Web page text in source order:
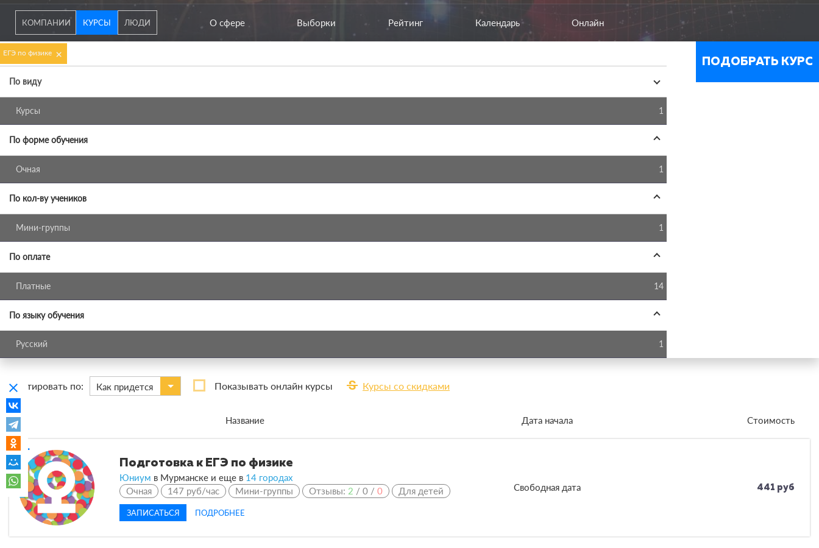
clear
КОМПАНИИ КУРСЫ ЛЮДИ О сфере Выборки Рейтинг Календарь Онлайн
Сортировать по: Как придется Показывать онлайн курсы strikethrough_s Курсы со скидками
Название Дата начала Стоимость
compare_arrows
Подготовка к ЕГЭ по физике
Юниум в Мурманске и еще в 14 городах
Очная
147 руб/час Мини-группы Отзывы: 2 / 0 / 0 Для детей
ЗАПИСАТЬСЯ ПОДРОБНЕЕ
Свободная дата 441 руб
ПОДОБРАТЬ КУРС
ЕГЭ по физике ×
По виду
Курсы 1
По форме обучения
Очная 1
По кол-ву учеников
Мини-группы 1
По оплате
Платные 14
По языку обучения
Русский 1